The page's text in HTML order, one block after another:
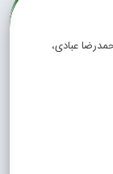
عبادی،